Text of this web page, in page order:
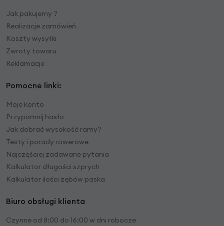
Jak pakujemy ?
Realizacje zamówień
Koszty wysyłki
Zwroty towaru
Reklamacje
Pomocne linki:
Moje konto
Przypomnij hasło
Jak dobrać wysokość ramy?
Testy i porady rowerowe
Najczęściej zadawane pytania
Kalkulator długości szprych
Kalkulator ilości zębów paska
Biuro obsługi klienta
Czynne od 8:00 do 16:00 w dni robocze